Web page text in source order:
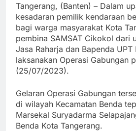
Tangerang, (Banten) – Dalam
kesadaran pemilik kendaraan
bagi warga masyarakat Kota
pembina SAMSAT Cikokol dari
Jasa Raharja dan Bapenda UPT
laksanakan Operasi Gabungan
(25/07/2023).
Gelaran Operasi Gabungan
di wilayah Kecamatan Benda
Marsekal Suryadarma
Benda Kota Tangerang.